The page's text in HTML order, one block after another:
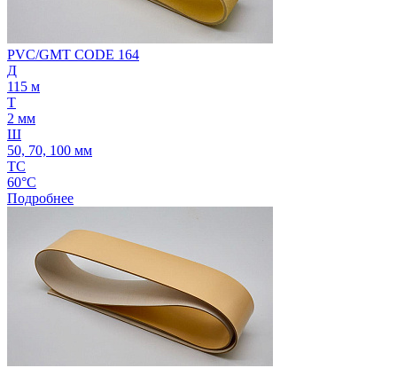
PVC/GMT CODE 164
Д
115 м
Т
2 мм
Ш
50, 70, 100 мм
ТС
60°C
Подробнее